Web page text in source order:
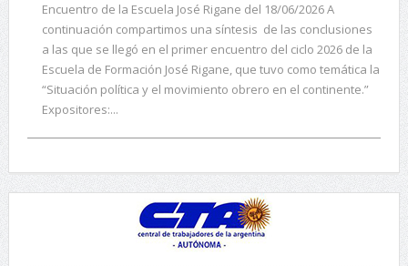
Encuentro de la Escuela José Rigane del 18/06/2026 A
continuación compartimos una síntesis de las conclusiones
a las que se llegó en el primer encuentro del ciclo 2026 de la
Escuela de Formación José Rigane, que tuvo como temática la
“Situación política y el movimiento obrero en el continente.”
Expositores:...